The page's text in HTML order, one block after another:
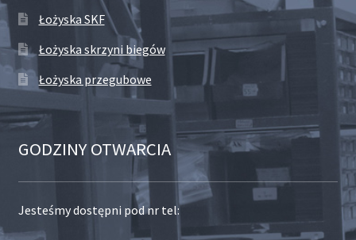
Łożyska SKF
Łożyska skrzyni biegów
Łożyska przegubowe
GODZINY OTWARCIA
Jesteśmy dostępni pod nr tel: